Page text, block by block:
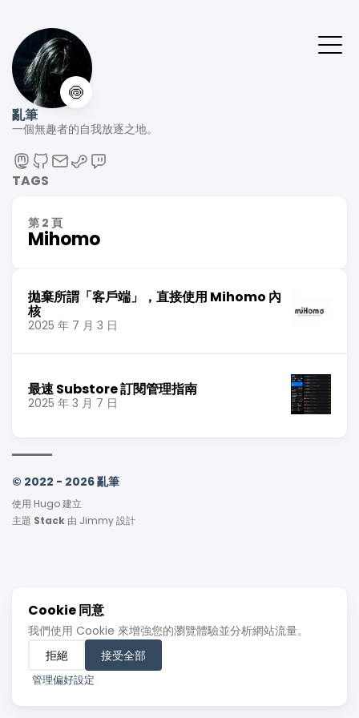
🍥
亂筆
一個無趣者的自我放逐之地。
TAGS
第 2 頁
Mihomo
拋棄所謂「客戶端」，直接使用 Mihomo 內
核
2025 年 7 月 3 日
最速 Substore 訂閱管理指南
2025 年 3 月 7 日
© 2022 - 2026 亂筆
使用 Hugo建立
主題 Stack 由 Jimmy設計
Cookie 同意
我們使用 Cookie 來增強您的瀏覽體驗並分析網站流量。
拒絕
接受全部
管理偏好設定